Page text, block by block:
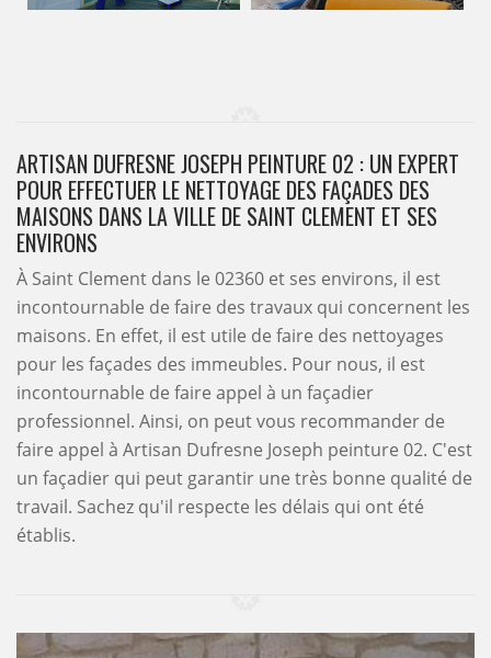
ARTISAN DUFRESNE JOSEPH PEINTURE 02 : UN EXPERT
POUR EFFECTUER LE NETTOYAGE DES FAÇADES DES
MAISONS DANS LA VILLE DE SAINT CLEMENT ET SES
ENVIRONS
À Saint Clement dans le 02360 et ses environs, il est
incontournable de faire des travaux qui concernent les
maisons. En effet, il est utile de faire des nettoyages
pour les façades des immeubles. Pour nous, il est
incontournable de faire appel à un façadier
professionnel. Ainsi, on peut vous recommander de
faire appel à Artisan Dufresne Joseph peinture 02. C'est
un façadier qui peut garantir une très bonne qualité de
travail. Sachez qu'il respecte les délais qui ont été
établis.